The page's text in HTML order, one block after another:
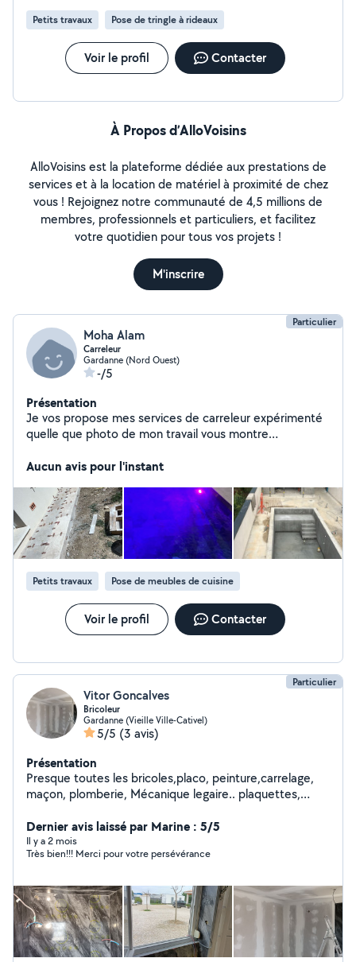
Petits travaux Pose de tringle à rideaux
Voir le profil Contacter
À Propos d’AlloVoisins
AlloVoisins est la plateforme dédiée aux prestations de
services et à la location de matériel à proximité de chez
vous ! Rejoignez notre communauté de 4,5 millions de
membres, professionnels et particuliers, et facilitez
votre quotidien pour tous vos projets !
M'inscrire
Particulier
Moha Alam
Carreleur
Gardanne (Nord Ouest)
-/5
Présentation
Je vos propose mes services de carreleur expérimenté
quelle que photo de mon travail vous montre
Aucun avis pour l'instant
Petits travaux Pose de meubles de cuisine
Voir le profil Contacter
Particulier
Vitor Goncalves
Bricoleur
Gardanne (Vieille Ville-Cativel)
5/5 (3 avis)
Présentation
Presque toutes les bricoles,placo, peinture,carrelage,
maçon, plomberie, Mécanique legaire.. plaquettes,
Dernier avis laissé par Marine : 5/5
Il y a 2 mois
Très bien!!! Merci pour votre persévérance